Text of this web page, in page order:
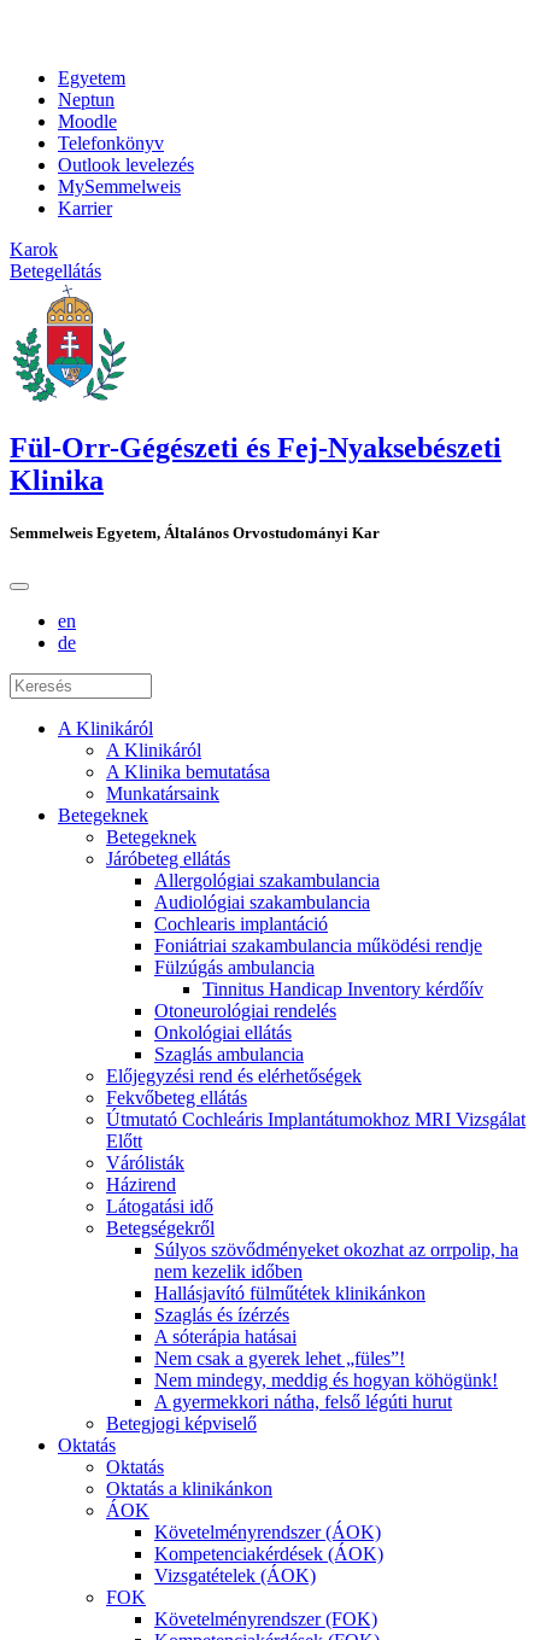
Egyetem
Neptun
Moodle
Telefonkönyv
Outlook levelezés
MySemmelweis
Karrier
Karok
Betegellátás
Fül-Orr-Gégészeti és Fej-Nyaksebészeti
Klinika
Semmelweis Egyetem, Általános Orvostudományi Kar
en
de
A Klinikáról
A Klinikáról
A Klinika bemutatása
Munkatársaink
Betegeknek
Betegeknek
Járóbeteg ellátás
Allergológiai szakambulancia
Audiológiai szakambulancia
Cochlearis implantáció
Foniátriai szakambulancia működési rendje
Fülzúgás ambulancia
Tinnitus Handicap Inventory kérdőív
Otoneurológiai rendelés
Onkológiai ellátás
Szaglás ambulancia
Előjegyzési rend és elérhetőségek
Fekvőbeteg ellátás
Útmutató Cochleáris Implantátumokhoz MRI Vizsgálat
Előtt
Várólisták
Házirend
Látogatási idő
Betegségekről
Súlyos szövődményeket okozhat az orrpolip, ha
nem kezelik időben
Hallásjavító fülműtétek klinikánkon
Szaglás és ízérzés
A sóterápia hatásai
Nem csak a gyerek lehet „füles”!
Nem mindegy, meddig és hogyan köhögünk!
A gyermekkori nátha, felső légúti hurut
Betegjogi képviselő
Oktatás
Oktatás
Oktatás a klinikánkon
ÁOK
Követelményrendszer (ÁOK)
Kompetenciakérdések (ÁOK)
Vizsgatételek (ÁOK)
FOK
Követelményrendszer (FOK)